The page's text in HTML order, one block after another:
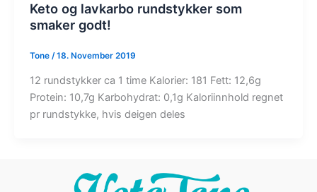
Keto og lavkarbo rundstykker som
smaker godt!
Tone /18. November 2019
12 rundstykker ca 1 time Kalorier: 181 Fett: 12,6g
Protein: 10,7g Karbohydrat: 0,1g Kaloriinnhold regnet
pr rundstykke, hvis deigen deles